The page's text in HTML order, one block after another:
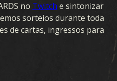
no Twitch e sintonizar
sorteios durante toda
de cartas, ingressos para